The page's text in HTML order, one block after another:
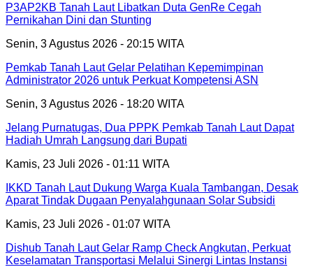
P3AP2KB Tanah Laut Libatkan Duta GenRe Cegah
Pernikahan Dini dan Stunting
Senin, 3 Agustus 2026 - 20:15 WITA
Pemkab Tanah Laut Gelar Pelatihan Kepemimpinan
Administrator 2026 untuk Perkuat Kompetensi ASN
Senin, 3 Agustus 2026 - 18:20 WITA
Jelang Purnatugas, Dua PPPK Pemkab Tanah Laut Dapat
Hadiah Umrah Langsung dari Bupati
Kamis, 23 Juli 2026 - 01:11 WITA
IKKD Tanah Laut Dukung Warga Kuala Tambangan, Desak
Aparat Tindak Dugaan Penyalahgunaan Solar Subsidi
Kamis, 23 Juli 2026 - 01:07 WITA
Dishub Tanah Laut Gelar Ramp Check Angkutan, Perkuat
Keselamatan Transportasi Melalui Sinergi Lintas Instansi